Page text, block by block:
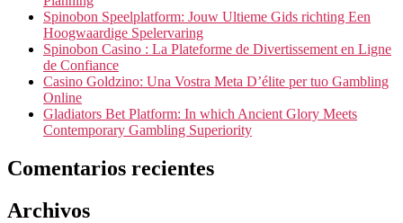
Spinobon Speelplatform: Jouw Ultieme Gids richting Een
Hoogwaardige Spelervaring
Spinobon Casino : La Plateforme de Divertissement en Ligne
de Confiance
Casino Goldzino: Una Vostra Meta D’élite per tuo Gambling
Online
Gladiators Bet Platform: In which Ancient Glory Meets
Contemporary Gambling Superiority
Comentarios recientes
Archivos